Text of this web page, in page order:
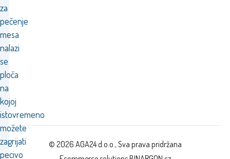
za
pečenje
mesa
nalazi
se
ploča
na
kojoj
istovremeno
možete
zagrijati
pecivo
© 2026 AGA24 d.o.o., Sva prava pridržana